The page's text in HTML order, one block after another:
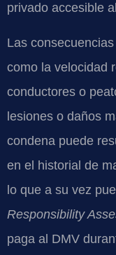
privado accesible
Las
como la velocidad
conductores o
lesiones o daños
condena puede
en el historial de
lo que a su vez
Responsibility
paga al DMV